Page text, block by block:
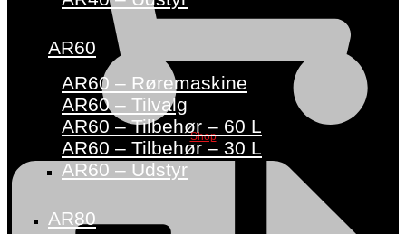
Shop
AR60
AR60 – Røremaskine
AR60 – Tilvalg
AR60 – Tilbehør – 60 L
AR60 – Tilbehør – 30 L
AR60 – Udstyr
AR80